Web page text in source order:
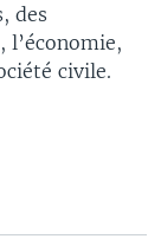
des
l’économie,
civile.